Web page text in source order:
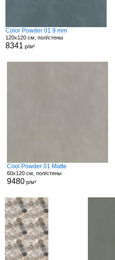
Color Powder 01 9 mm
120x120 см, пол/стены
8341 р/м²
Cool Powder 01 Matte
60x120 см, пол/стены
9480 р/м²